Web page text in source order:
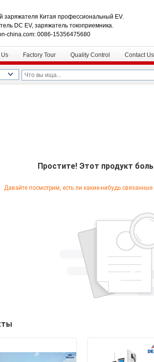
заряжателя Китая профессиональный EV.
DC EV, заряжатель токоприемника.
china.com: 0086-15356475680
Factory Tour Quality Control Contact Us
Простите! Этот продукт
Давайте посмотрим, есть ли какие-нибудь